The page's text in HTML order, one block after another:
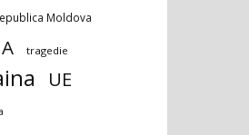
Moldova
tragedie
UE